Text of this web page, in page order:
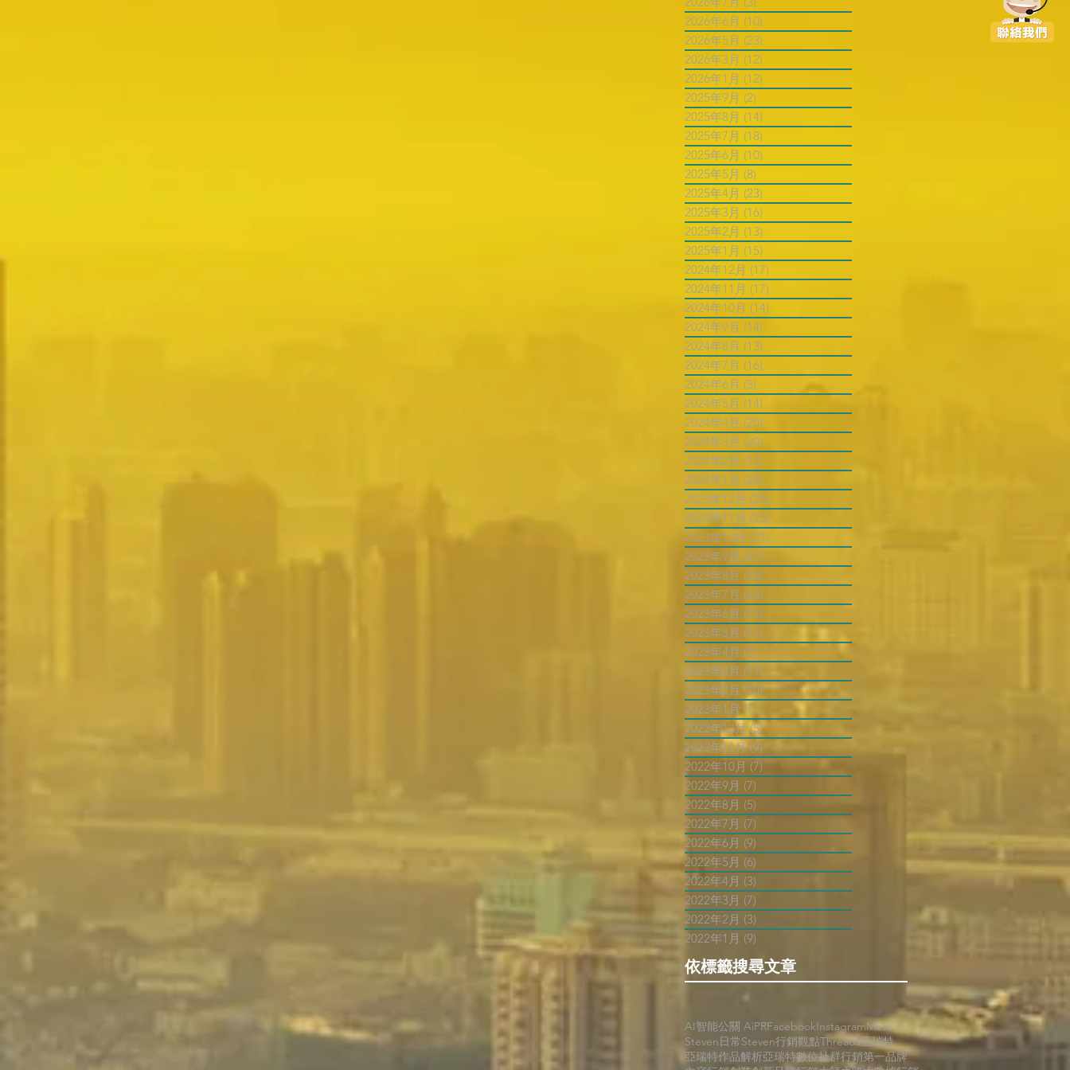
2026年6月 (10)
2026年5月 (23)
2026年3月 (12)
2026年1月 (12)
2025年9月 (2)
2025年8月 (14)
2025年7月 (18)
2025年6月 (10)
2025年5月 (8)
2025年4月 (23)
2025年3月 (16)
2025年2月 (13)
2025年1月 (15)
2024年12月 (17)
2024年11月 (17)
2024年10月 (14)
2024年9月 (14)
2024年8月 (13)
2024年7月 (16)
2024年6月 (5)
2024年5月 (14)
2024年4月 (20)
2024年3月 (20)
2024年2月 (12)
2024年1月 (28)
2023年12月 (25)
2023年11月 (25)
2023年10月 (21)
2023年9月 (21)
2023年8月 (23)
2023年7月 (23)
2023年6月 (11)
2023年5月 (11)
2023年4月 (7)
2023年3月 (11)
2023年2月 (10) 10 篇文章
2023年1月 (7) 7 篇文章
2022年12月 (5)5 篇文章
2022年11月 (9)
2022年10月 (7)
2022年9月 (7)
2022年8月 (5)
2022年7月 (7)
2022年6月 (9)
2022年5月 (6)
2022年4月 (3)
2022年3月 (7)
2022年2月 (3)
2022年1月 (9)
依標籤搜尋文章
AI智能公關 AiPRFacebookInstagramMeta
Steven日常Steven行銷觀點Threads亞瑞特
亞瑞特作品解析亞瑞特數位社群行銷第一品牌